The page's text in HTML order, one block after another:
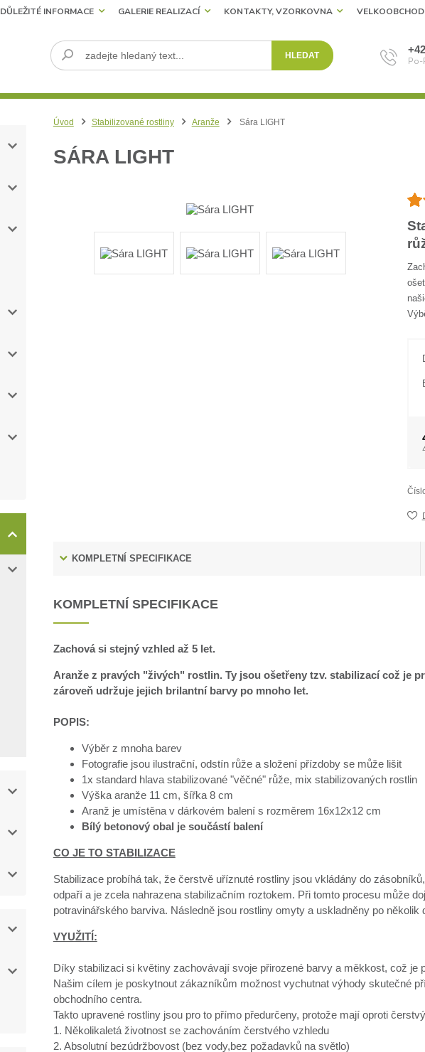
DŮLEŽITÉ INFORMACE GALERIE REALIZACÍ KONTAKTY, VZORKOVNA VELKOOBCHOD
HLEDAT Po-
Úvod Stabilizované rostliny Aranže Sára LIGHT
SÁRA LIGHT
KOMPLETNÍ SPECIFIKACE
KOMPLETNÍ SPECIFIKACE
Zachová si stejný vzhled až 5 let.
Aranže z pravých "živých" rostlin. Ty jsou ošetřeny tzv. stabilizací což je
zároveň udržuje jejich brilantní barvy po mnoho let.
POPIS:
Výběr z mnoha barev
Fotografie jsou ilustrační, odstín růže a složení přízdoby se může lišit
1x standard hlava stabilizované "věčné" růže, mix stabilizovaných rostlin
Výška aranže 11 cm, šířka 8 cm
Aranž je umístěna v dárkovém balení s rozměrem 16x12x12 cm
Bílý betonový obal je součástí balení
CO JE TO STABILIZACE
Stabilizace probíhá tak, že čerstvě uříznuté rostliny jsou vkládány do
odpaří a je zcela nahrazena stabilizačním roztokem. Při tomto procesu může
potravinářského barviva. Následně jsou rostliny omyty a uskladněny po
VYUŽITÍ:
Díky stabilizaci si květiny zachovávají svoje přirozené barvy a měkkost, což je
Našim cílem je poskytnout zákazníkům možnost vychutnat výhody skutečné
obchodního centra.
Takto upravené rostliny jsou pro to přímo předurčeny, protože mají oproti
1. Několikaletá životnost se zachováním čerstvého vzhledu
2. Absolutní bezúdržbovost (bez vody,bez požadavků na světlo)